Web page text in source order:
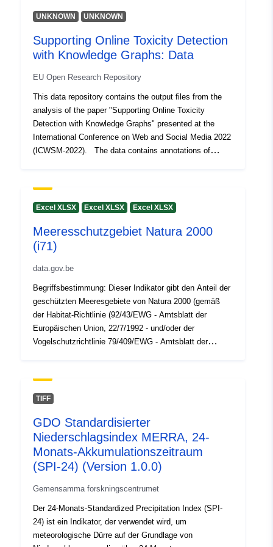
July 2026
29 July 2026
Romslig: Koordinater:
[ 2.54, 49.49 ], [ 2.54, 51.51 ]
]
Type: Polygon
er:
UNKNOWN UNKNOWN
Supporting Online Toxicity Detection
with Knowledge Graphs: Data
EU Open Research Repository
This data repository contains the output files from the
analysis of the paper "Supporting Online Toxicity
Detection with Knowledge Graphs" presented at the
International Conference on Web and Social Media 2022
(ICWSM-2022). The data contains annotations of
(https://bioportal.bioontology.org/ontologies/GSSO). We
analyse demographic group samples from the Civil
(https://www.tensorflow.org/datasets/catalog/civil_comm
ents).
Excel XLSX Excel XLSX Excel XLSX
Meeresschutzgebiet Natura 2000
(i71)
data.gov.be
Begriffsbestimmung: Dieser Indikator gibt den Anteil der
geschützten Meeresgebiete von Natura 2000 (gemäß
der Habitat-Richtlinie (92/43/EWG - Amtsblatt der
Europäischen Union, 22/7/1992 - und/oder der
Vogelschutzrichtlinie 79/409/EWG - Amtsblatt der
Hoheitsgewässer, des ausschließlichen
Wirtschaftsraums und der Kontinentalplatte) an. Der
Europäischen Umweltagentur und des Föderalen
Öffentlichen Dienstes Gesundheit, Sicherheit der
Lebensmittelkette und Umwelt berechnet. Die Daten
stammen von Eurostat für die Europäische Union. Es
sei darauf hingewiesen, dass diese nur die 22 EU-27-
Länder mit Meeresgebieten betreffen.
TIFF
GDO Standardisierter
Niederschlagsindex MERRA, 24-
Monats-Akkumulationszeitraum
(SPI-24) (Version 1.0.0)
Gemensamma forskningscentrumet
Der 24-Monats-Standardized Precipitation Index (SPI-
24) ist ein Indikator, der verwendet wird, um
meteorologische Dürre auf der Grundlage von